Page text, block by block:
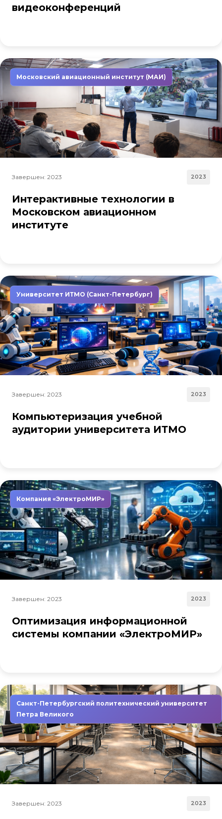
видеоконференций
Московский авиационный институт (МАИ)
Завершен: 2023 2023
Интерактивные технологии в
Московском авиационном
институте
Университет ИТМО (Санкт-Петербург)
Завершен: 2023 2023
Компьютеризация учебной
аудитории университета ИТМО
Компания «ЭлектроМИР»
Завершен: 2023 2023
Оптимизация информационной
системы компании «ЭлектроМИР»
Санкт-Петербургский политехнический университет
Петра Великого
Завершен: 2023 2023